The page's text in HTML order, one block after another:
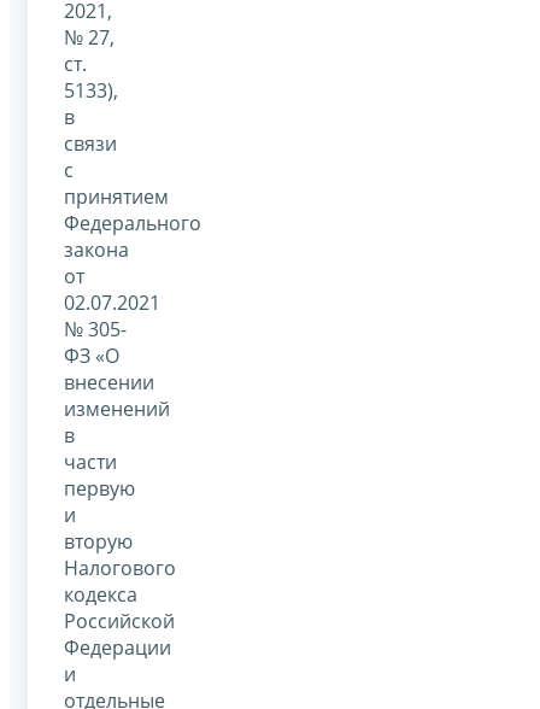
2021,
№ 27,
ст.
5133),
в
связи
с
принятием
Федерального
закона
от
02.07.2021
№ 305-
ФЗ «О
внесении
изменений
в
части
первую
и
вторую
Налогового
кодекса
Российской
Федерации
и
отдельные